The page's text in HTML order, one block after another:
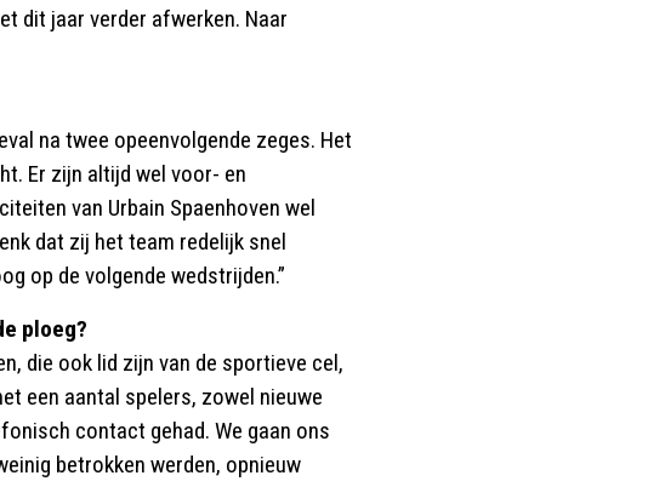
dit jaar verder afwerken. Naar
na twee opeenvolgende zeges. Het
Er zijn altijd wel voor- en
van Urbain Spaenhoven wel
dat zij het team redelijk snel
op de volgende wedstrijden.”
ploeg?
die ook lid zijn van de sportieve cel,
een aantal spelers, zowel nieuwe
contact gehad. We gaan ons
betrokken werden, opnieuw